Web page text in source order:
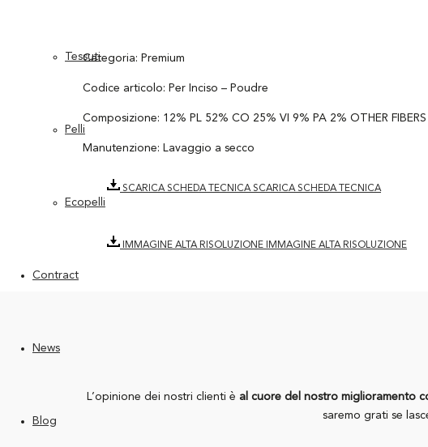
Tessuti
Pelli
Ecopelli
Contract
News
Blog
Categoria: Premium
Codice articolo: Per Inciso – Poudre
Composizione: 12% PL 52% CO 25% VI 9% PA 2% OTHER FIBERS
Manutenzione: Lavaggio a secco
SCARICA SCHEDA TECNICA SCARICA SCHEDA TECNICA
IMMAGINE ALTA RISOLUZIONE IMMAGINE ALTA RISOLUZIONE
L’opinione dei nostri clienti è al cuore del nostro miglioramento
saremo grati se